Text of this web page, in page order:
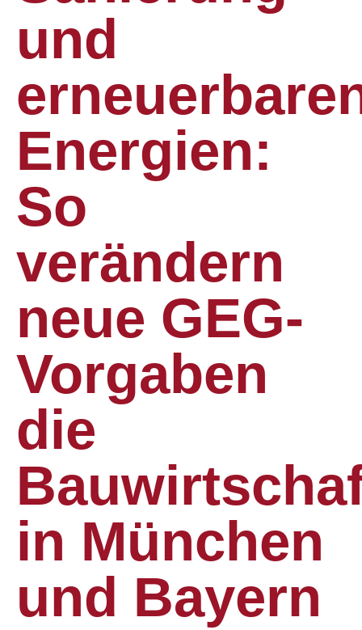
und
Energien:
So
verändern
neue GEG-
Vorgaben
die
in München
und Bayern